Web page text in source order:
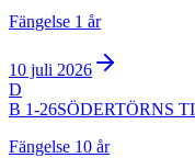
Fängelse 1 år
10 juli 2026
D
B 1-26SÖDERTÖRNS
Fängelse 10 år